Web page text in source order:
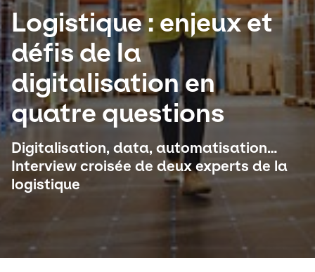
Sélectionnez votre pays et langue
Canada
Logistique : enjeux et
défis de la
digitalisation en
quatre questions
Digitalisation, data, automatisation…
Interview croisée de deux experts de la
logistique